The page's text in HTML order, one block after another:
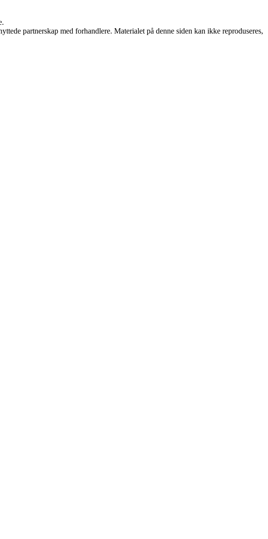
partnerskap med forhandlere. Materialet på denne siden kan ikke reproduseres,